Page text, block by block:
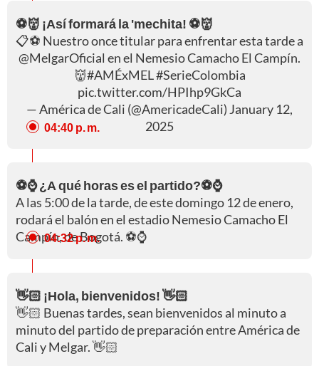
⚽👹 ¡Así formará la 'mechita! ⚽👹
📋⚽ Nuestro once titular para enfrentar esta tarde a
@MelgarOficial en el Nemesio Camacho El Campín.
👹#AMÉxMEL#SerieColombia
pic.twitter.com/HPIhp9GkCa
— América de Cali (@AmericadeCali) January 12,
2025
04:40 p. m.
⚽⌚ ¿A qué horas es el partido?⚽⌚
A las 5:00 de la tarde, de este domingo 12 de enero,
rodará el balón en el estadio Nemesio Camacho El
Campín, de Bogotá. ⚽⌚
04:32 p. m.
👋🏻 ¡Hola, bienvenidos! 👋🏻
👋🏻 Buenas tardes, sean bienvenidos al minuto a
minuto del partido de preparación entre América de
Cali y Melgar. 👋🏻